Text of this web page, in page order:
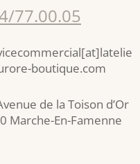
77.00.05
boutique.com
de la Toison d’Or
Marche-En-Famenne